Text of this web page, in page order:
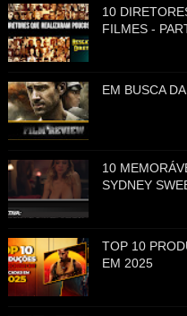
10
FILMES -
EM BUSCA
10
SYDNEY
TOP 10
EM 2025